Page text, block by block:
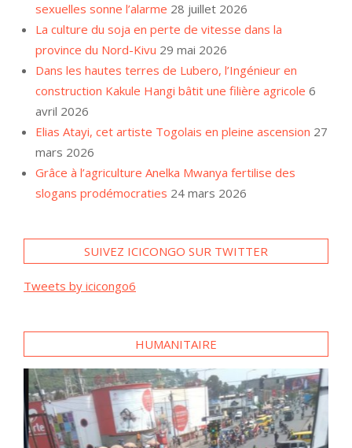
sexuelles sonne l’alarme 28 juillet 2026
La culture du soja en perte de vitesse dans la
province du Nord-Kivu 29 mai 2026
Dans les hautes terres de Lubero, l’Ingénieur en
construction Kakule Hangi bâtit une filière agricole 6
avril 2026
Elias Atayi, cet artiste Togolais en pleine ascension 27
mars 2026
Grâce à l’agriculture Anelka Mwanya fertilise des
slogans prodémocraties 24 mars 2026
SUIVEZ ICICONGO SUR TWITTER
Tweets by icicongo6
HUMANITAIRE